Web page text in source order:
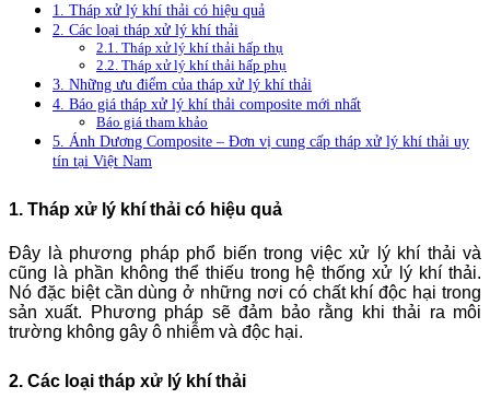
1. Tháp xử lý khí thải có hiệu quả
2. Các loại tháp xử lý khí thải
2.1. Tháp xử lý khí thải hấp thụ
2.2. Tháp xử lý khí thải hấp phụ
3. Những ưu điểm của tháp xử lý khí thải
4. Báo giá tháp xử lý khí thải composite mới nhất
Báo giá tham khảo
5. Ánh Dương Composite – Đơn vị cung cấp tháp xử lý khí thải uy
tín tại Việt Nam
1. Tháp xử lý khí thải có hiệu quả
Đây là phương pháp phổ biến trong việc xử lý khí thải và
cũng là phần không thể thiếu trong hệ thống xử lý khí thải.
Nó đặc biệt cần dùng ở những nơi có chất khí độc hại trong
sản xuất. Phương pháp sẽ đảm bảo rằng khi thải ra môi
trường không gây ô nhiễm và độc hại.
2. Các loại tháp xử lý khí thải